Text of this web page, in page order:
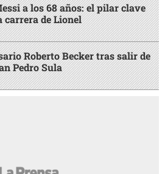
a los 68 años: el pilar clave
carrera de Lionel
Roberto Becker tras salir de
Pedro Sula